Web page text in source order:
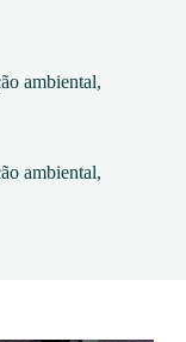
ambiental,
ambiental,